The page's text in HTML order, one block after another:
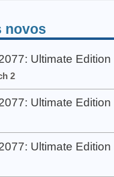
novos
Ultimate Edition
2
Ultimate Edition
Ultimate Edition